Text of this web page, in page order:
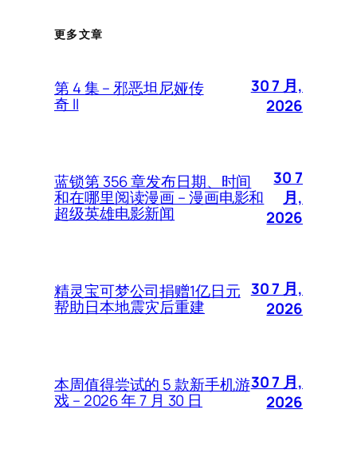
更多文章
第 4 集 – 邪恶坦尼娅传
奇 II
30 7 月,
2026
蓝锁第 356 章发布日期、时间
和在哪里阅读漫画 – 漫画电影和
超级英雄电影新闻
30 7
月,
2026
精灵宝可梦公司捐赠1亿日元
帮助日本地震灾后重建
30 7 月,
2026
本周值得尝试的 5 款新手机游
戏 – 2026 年 7 月 30 日
30 7 月,
2026